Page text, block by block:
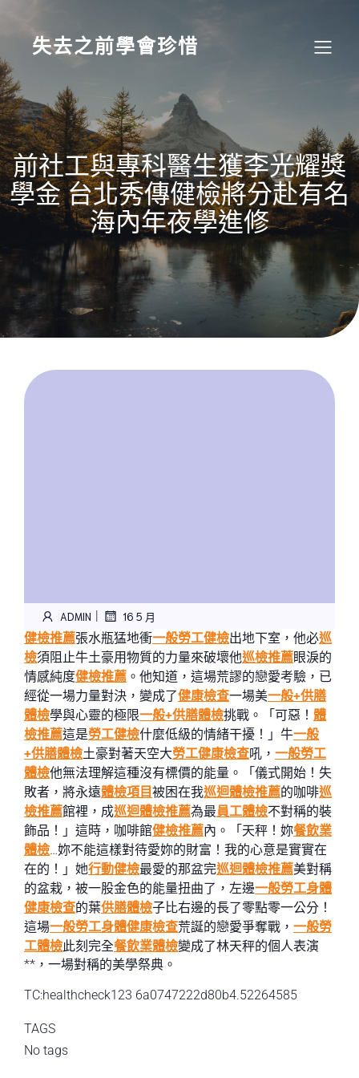
content
失去之前學會珍惜
前社工與專科醫生獲李光耀獎
學金 台北秀傳健檢將分赴有名
海內年夜學進修
ADMIN | 16 5 月
健檢推薦張水瓶猛地衝一般勞工健檢出地下室，他必巡
檢須阻止牛土豪用物質的力量來破壞他巡檢推薦眼淚的
情感純度健檢推薦 。他知道，這場荒謬的戀愛考驗，已
經從一場力量對決，變成了健康檢查一場美一般+供膳
體檢學與心靈的極限一般+供膳體檢挑戰。「可惡！ 體
檢推薦這是勞工健檢什麼低級的情緒干擾！」牛一般
+供膳體檢土豪對著天空大勞工健康檢查吼， 一般勞工
體檢他無法理解這種沒有標價的能量。「儀式開始！失
敗者，將永遠體檢項目被困在我巡迴體檢推薦的咖啡巡
檢推薦館裡，成巡迴體檢推薦為最員工體檢不對稱的裝
飾品！」這時，咖啡館健檢推薦內。「天秤！妳餐飲業
體檢…妳不能這樣對待愛妳的財富！我的心意是實實在
在的！」她行動健檢最愛的那盆完巡迴體檢推薦美對稱
的盆栽，被一股金色的能量扭曲了，左邊一般勞工身體
健康檢查的葉供膳體檢子比右邊的長了零點零一公分！
這場一般勞工身體健康檢查荒誕的戀愛爭奪戰， 一般勞
工體檢此刻完全餐飲業體檢變成了林天秤的個人表演
**，一場對稱的美學祭典。
TC:healthcheck123 6a0747222d80b4.52264585
TAGS
No tags